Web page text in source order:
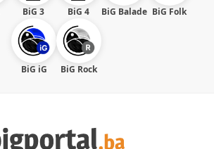
BiG 3 BiG 4 BiG Balade BiG Folk
BiG iG BiG Rock